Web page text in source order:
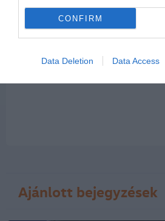
CONFIRM
Data Deletion Data Access
forduljon a blog szerkesztőjéhez. Részletek a
adatvédelmi tájékoztatóban
Ajánlott bejegyzések